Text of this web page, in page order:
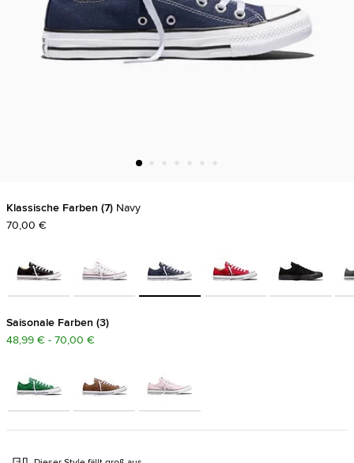
Klassische Farben 7 Navy
70,00 €
Saisonale Farben 3
48,99 € - 70,00 €